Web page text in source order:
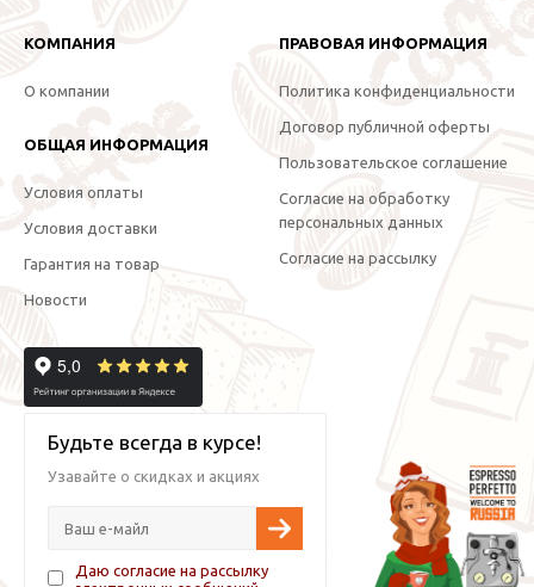
КОМПАНИЯ
О компании
ОБЩАЯ ИНФОРМАЦИЯ
Условия оплаты
Условия доставки
Гарантия на товар
Новости
ПРАВОВАЯ ИНФОРМАЦИЯ
Политика конфиденциальности
Договор публичной оферты
Пользовательское соглашение
Согласие на обработку
персональных данных
Согласие на рассылку
Будьте всегда в курсе!
Узавайте о скидках и акциях
Даю согласие на рассылку